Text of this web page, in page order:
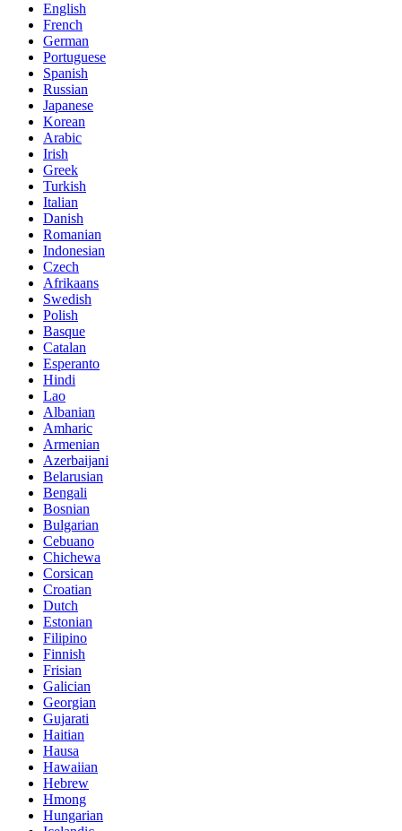
English
French
German
Portuguese
Spanish
Russian
Japanese
Korean
Arabic
Irish
Greek
Turkish
Italian
Danish
Romanian
Indonesian
Czech
Afrikaans
Swedish
Polish
Basque
Catalan
Esperanto
Hindi
Lao
Albanian
Amharic
Armenian
Azerbaijani
Belarusian
Bengali
Bosnian
Bulgarian
Cebuano
Chichewa
Corsican
Croatian
Dutch
Estonian
Filipino
Finnish
Frisian
Galician
Georgian
Gujarati
Haitian
Hausa
Hawaiian
Hebrew
Hmong
Hungarian